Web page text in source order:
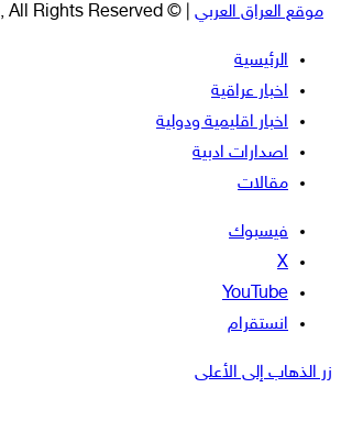
موقع العراق العربي | © Copyright 2026, All Rights Reserved
الرئيسية
اخبار عراقية
اخبار اقليمية ودولية
اصدارات ادبية
مقالات
فيسبوك
‫X
‫YouTube
انستقرام
زر الذهاب إلى الأعلى